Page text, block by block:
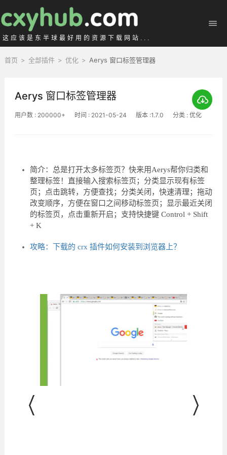
这应该是东半球最好用的资源下载网站...
首页 > 全部插件 > 优化 > Aerys 窗口标签管理器
Aerys 窗口标签管理器
用户数 : 200000+ 时间 : 2021-05-24 版本 :1.7.0 分类 : 优化
简介：总是打开太多标签页？快来用Aerys帮你归类和
整理标签！直接输入搜索标签页；分类显示现有标签
页；点击跳转，方便查找；分类关闭，快速清理；拖动
改变顺序，方便在窗口之间移动标签页；显示最近关闭
的标签页，点击重新开启；支持快捷键 Control + Shift
+ K
攻略：下载的 crx 插件如何安装到浏览器上？